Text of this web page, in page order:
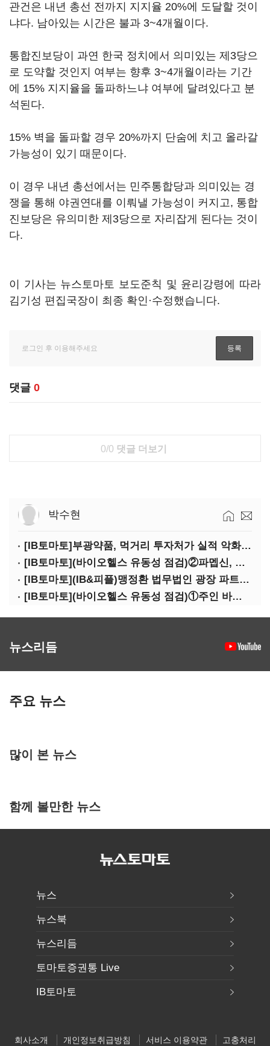
관건은 내년 총선 전까지 지지율 20%에 도달할 것이
냐다. 남아있는 시간은 불과 3~4개월이다.
통합진보당이 과연 한국 정치에서 의미있는 제3당으
로 도약할 것인지 여부는 향후 3~4개월이라는 기간
에 15% 지지율을 돌파하느냐 여부에 달려있다고 분
석된다.
15% 벽을 돌파할 경우 20%까지 단숨에 치고 올라갈
가능성이 있기 때문이다.
이 경우 내년 총선에서는 민주통합당과 의미있는 경
쟁을 통해 야권연대를 이뤄낼 가능성이 커지고, 통합
진보당은 유의미한 제3당으로 자리잡게 된다는 것이
다.
이 기사는 뉴스토마토 보도준칙 및 윤리강령에 따라
김기성 편집국장이 최종 확인·수정했습니다.
댓글 0
0/0 댓글 더보기
박수현
[IB토마토]부광약품, 먹거리 투자처가 실적 악화 '부메랑'?
[IB토마토](바이오헬스 유동성 점검)②파멥신, 자금조달 위기에…임상 완주 '물음표'
[IB토마토](IB&피플)맹정환 법무법인 광장 파트너 변호사
[IB토마토](바이오헬스 유동성 점검)①주인 바뀐 네오펙트…경영정상화 가능할까
뉴스리듬
주요 뉴스
많이 본 뉴스
함께 볼만한 뉴스
뉴스
뉴스북
뉴스리듬
토마토증권통 Live
IB토마토
회사소개 개인정보취급방침 서비스 이용약관 고충처리